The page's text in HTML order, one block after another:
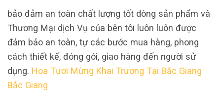
bảo đảm an toàn chất lượng tốt dòng sản phẩm và
Thương Mại dịch Vụ của bên tôi luôn luôn được
đảm bảo an toàn, tự các bước mua hàng, phong
cách thiết kế, đóng gói, giao hàng đến người sử
dụng. Hoa Tươi Mừng Khai Trương Tại Bắc Giang
Bắc Giang